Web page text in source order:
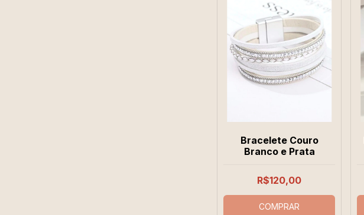
Bracelete Couro
Branco e Prata
R$120,00
COMPRAR